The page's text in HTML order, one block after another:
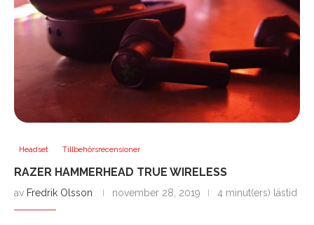
Headset Tillbehörsrecensioner
RAZER HAMMERHEAD TRUE WIRELESS
av Fredrik Olsson november 28, 2019 4 minut(ers) lästid